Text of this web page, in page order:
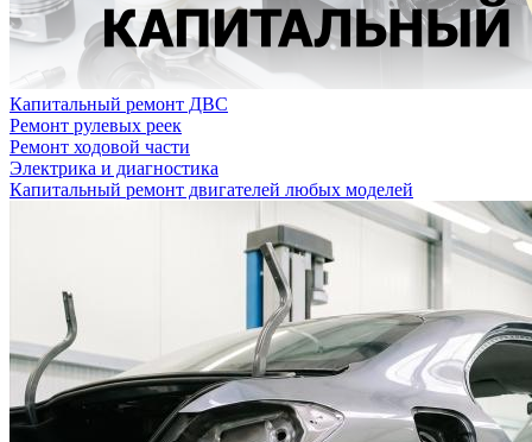
Капитальный ремонт ДВС
Ремонт рулевых реек
Ремонт ходовой части
Электрика и диагностика
Капитальный ремонт двигателей любых моделей